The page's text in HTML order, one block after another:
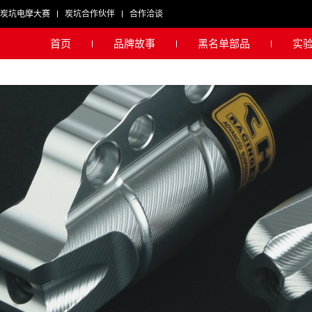
炭坑电摩大赛 炭坑合作伙伴 合作洽谈
实
黑名单部品
品牌故事
首页